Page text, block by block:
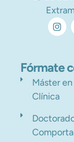
Fórmate
Máster
Clínica